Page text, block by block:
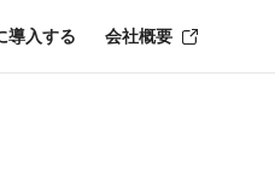
導入する 会社概要